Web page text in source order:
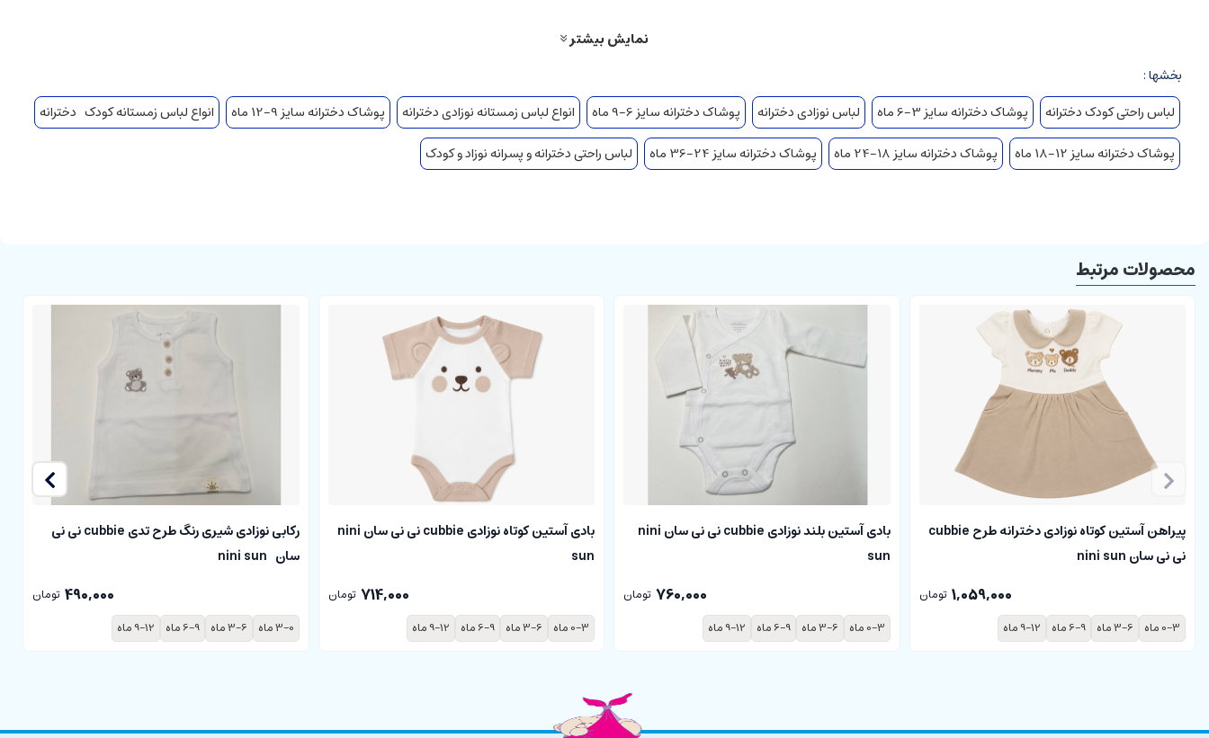
نمایش بیشتر
بخشها :
لباس راحتی کودک دخترانه
پوشاک دخترانه سایز 3-6 ماه لباس نوزادی دخترانه پوشاک دخترانه سایز 6-9 ماه انواع لباس زمستانه نوزادی دخترانه پوشاک دخترانه سایز 9-12 ماه
انواع لباس زمستانه کودک دخترانه
پوشاک دخترانه سایز 12-18 ماه
پوشاک دخترانه سایز 18-24 ماه پوشاک دخترانه سایز 24-36 ماه لباس راحتی دخترانه و پسرانه نوزاد و کودک
محصولات مرتبط
پیراهن آستین کوتاه نوزادی دخترانه طرح cubbie
نی نی سان nini sun
1,059,000 تومان
0-3 ماه
3-6 ماه 6-9 ماه 9-12 ماه
بادی آستین بلند نوزادی cubbie نی نی سان nini
sun
760,000 تومان
0-3 ماه
3-6 ماه 6-9 ماه 9-12 ماه
بادی آستین کوتاه نوزادی cubbie نی نی سان nini
sun
714,000 تومان
0-3 ماه
3-6 ماه 6-9 ماه 9-12 ماه
رکابی نوزادی شیری رنگ طرح تدی cubbie نی نی
سان nini sun
490,000 تومان
3-0 ماه
3-6 ماه 6-9 ماه 9-12 ماه